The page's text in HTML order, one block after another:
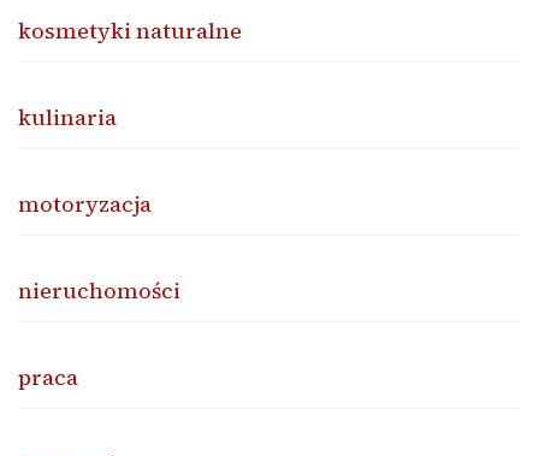
kosmetyki naturalne
kulinaria
motoryzacja
nieruchomości
praca